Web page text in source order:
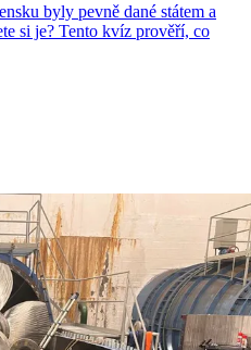
byly pevně dané státem a
si je? Tento kvíz prověří, co